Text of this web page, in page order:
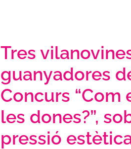
Tres
guanyadores
Concurs “Com
les dones?”,
pressió